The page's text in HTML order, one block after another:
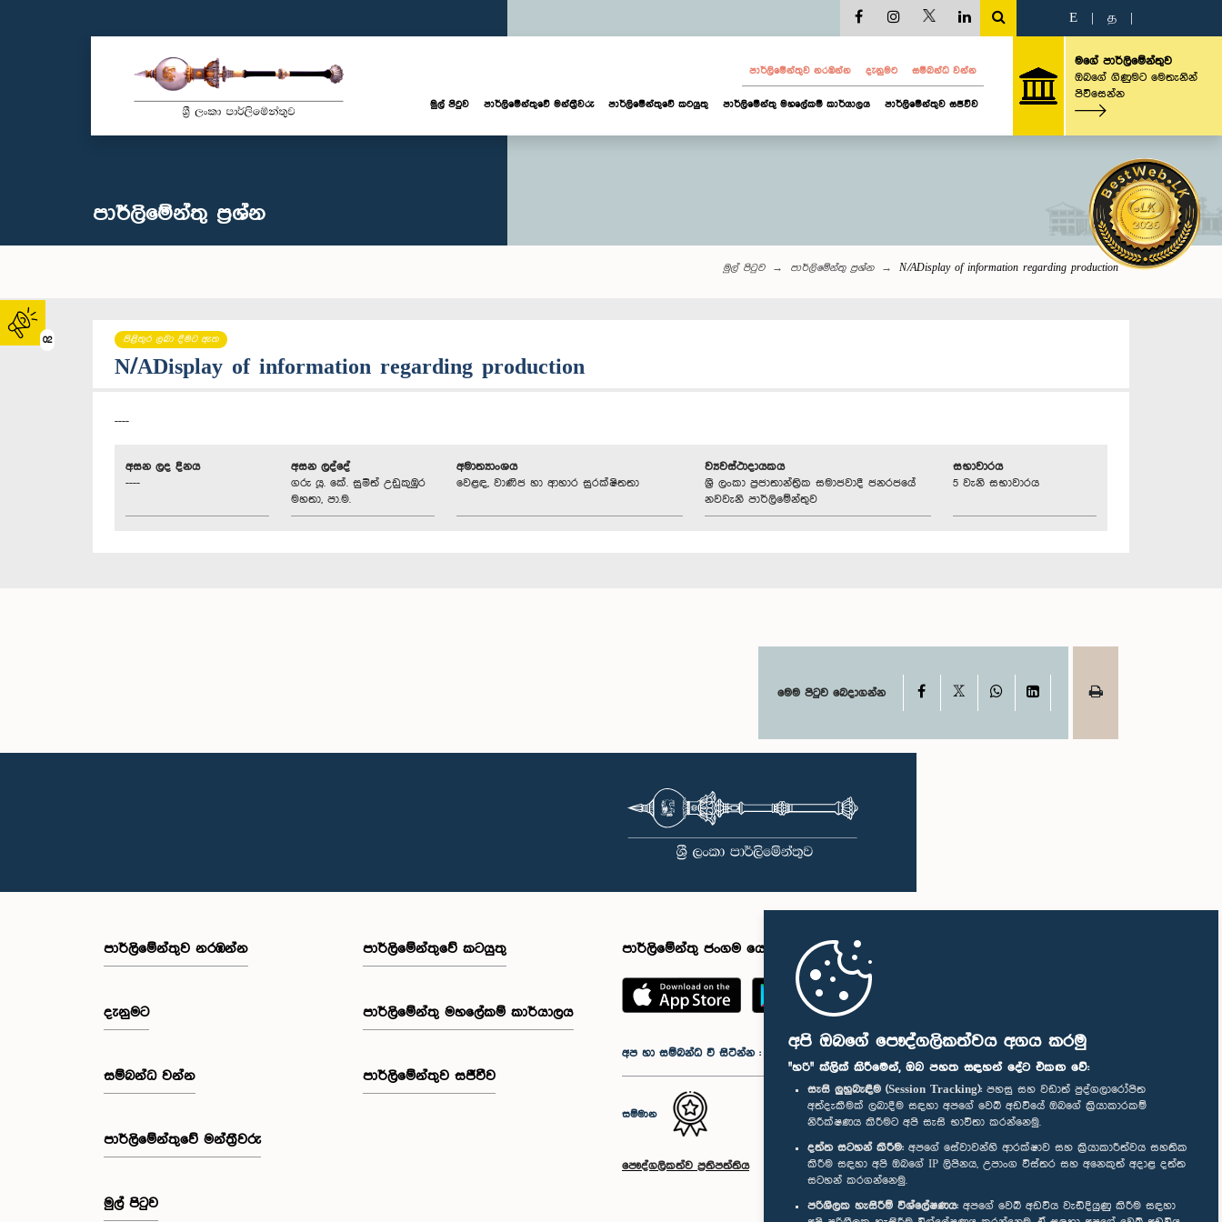
අපි ඔබගේ පෞද්ගලිකත්වය අගය කරමු
"හරි" ක්ලික් කිරීමෙන්, ඔබ පහත සඳහන් දේට එකඟ වේ:
සැසි ලුහුබැඳීම (Session Tracking): පහසු සහ වඩාත් පුද්ගලාරෝපිත
අත්දැකීමක් ලබාදීම සඳහා අපගේ වෙබ් අඩවියේ ඔබගේ ක්‍රියාකාරකම්
නිරීක්ෂණය කිරීමට අපි සැසි භාවිතා කරන්නෙමු.
දත්ත සටහන් කිරීම: අපගේ සේවාවන්හි ආරක්ෂාව සහ ක්‍රියාකාරීත්වය සහතික
කිරීම සඳහා අපි ඔබගේ IP ලිපිනය, උපාංග විස්තර සහ අනෙකුත් අදාළ දත්ත
සටහන් කරගන්නෙමු.
පරිශීලක හැසිරීම් විශ්ලේෂණය: අපගේ වෙබ් අඩවිය වැඩිදියුණු කිරීම සඳහා
02
E த
පාර්ලි‌මේන්තුව නරඹන්න දැනුමට සම්බන්ධ වන්න
මුල් පිටුව පාර්ලි‌මේන්තුවේ මන්ත්‍රීවරු පාර්ලිමේන්තුවේ කටයුතු පාර්ලිමේන්තු මහලේකම් කාර්යාලය පාර්ලිමේන්තුව සජීවීව
මගේ පාර්ලිමේන්තුව
ඔබගේ ගිණුමට මෙතැනින්
පිවිසෙන්න
පාර්ලි‌මේන්තු‌ ප්‍රශ්න
මුල් පිටුව පාර්ලි‌මේන්තු‌ ප්‍රශ්න N/ADisplay of information regarding production
පිළිතුර ලබා දීමට ඇත
N/ADisplay of information regarding production
----
අසන ලද දිනය
----
අසන ලද්දේ
ගරු යූ. කේ. සුමිත් උඩුකුඹුර
මහතා, පා.ම.
අමාත්‍යාංශය
වෙළඳ, වාණිජ හා ආහාර සුරක්ෂිතතා
ව්‍යවස්ථාදායකය
ශ්‍රී ලංකා ප්‍රජාතාන්ත්‍රික සමාජවාදී ජනරජයේ
නවවැනි පාර්ලිමේන්තුව
සභාවාරය
5 වැනි සභාවාරය
මෙම පිටුව බෙදාගන්න Facebook WhatsAppLinkedIn
පාර්ලි‌මේන්තුව නරඹන්න
දැනුමට
සම්බන්ධ වන්න
පාර්ලි‌මේන්තුවේ මන්ත්‍රීවරු
මුල් පිටුව
පාර්ලිමේන්තුවේ කටයුතු
පාර්ලිමේන්තු මහලේකම් කාර්යාලය
පාර්ලිමේන්තුව සජීවීව
පාර්ලිමේන්තු ජංගම යෙදුම
අප හා සම්බන්ධ වී සිටින්න :
සම්මාන
පෞද්ගලිකත්ව ප්‍රතිපත්තිය